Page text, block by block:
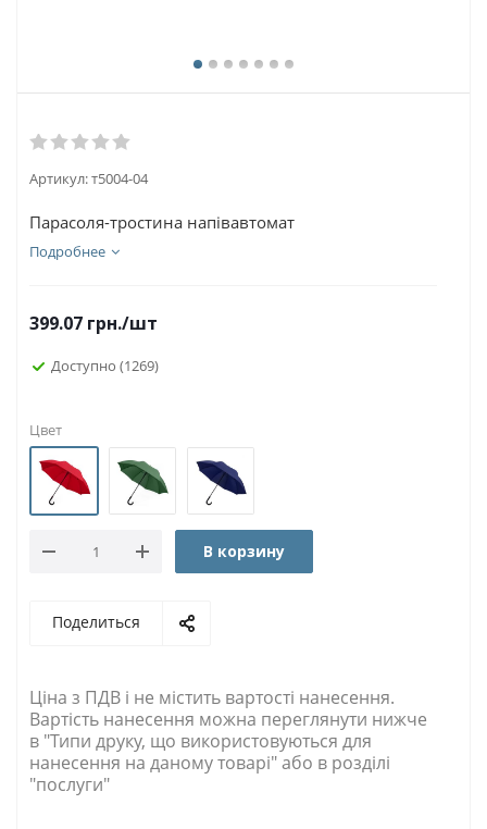
Артикул:т5004-04
Парасоля-тростина напівавтомат
Подробнее
399.07 грн./шт
Доступно (1269)
Цвет
В корзину
Поделиться
Ціна з ПДВ і не містить вартості нанесення.
Вартість нанесення можна переглянути нижче
в "Типи друку, що використовуються для
нанесення на даному товарі" або в розділі
"послуги"